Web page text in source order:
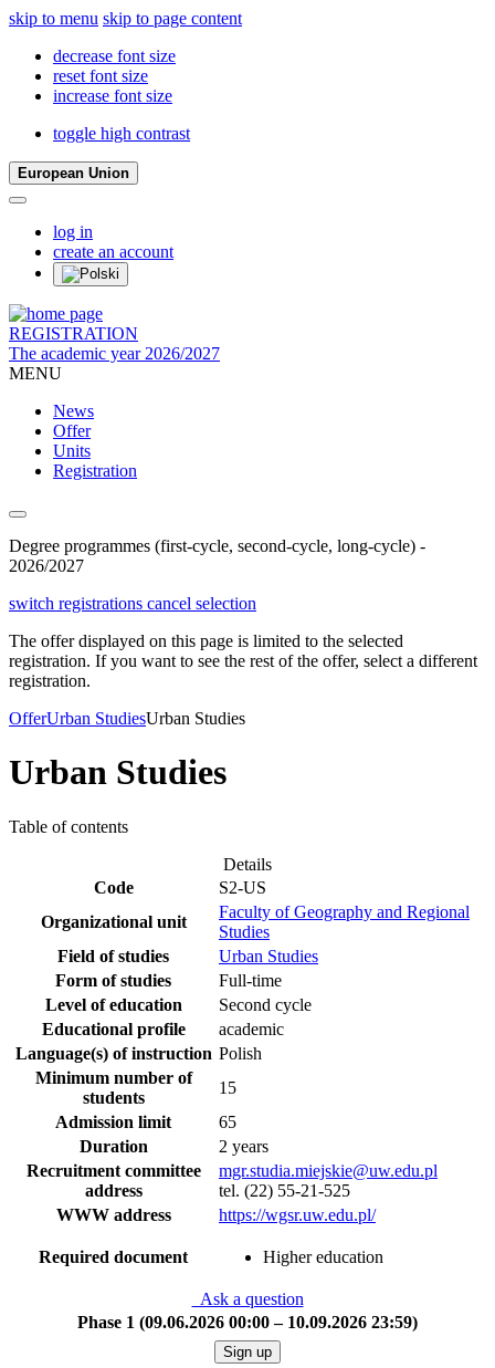
skip to menu skip to page content
decrease font size
reset font size
increase font size
toggle high contrast
European Union
log in
create an account
REGISTRATION
The academic year 2026/2027
MENU
News
Offer
Units
Registration
Degree programmes (first-cycle, second-cycle, long-cycle) -
2026/2027
switch registrations cancel selection
The offer displayed on this page is limited to the selected
registration. If you want to see the rest of the offer, select a different
registration.
OfferUrban StudiesUrban Studies
Urban Studies
Table of contents
Details
Code
S2-US
Organizational unit
Faculty of Geography and Regional
Studies
Field of studies
Urban Studies
Form of studies
Full-time
Level of education
Second cycle
Educational profile
academic
Language(s) of instruction Polish
Minimum number of
students
15
Admission limit
65
Duration
2 years
Recruitment committee
address
mgr.studia.miejskie@uw.edu.pl
tel. (22) 55-21-525
WWW address
https://wgsr.uw.edu.pl/
Required document Higher education
Ask a question
Phase 1 (09.06.2026 00:00 – 10.09.2026 23:59)
Sign up